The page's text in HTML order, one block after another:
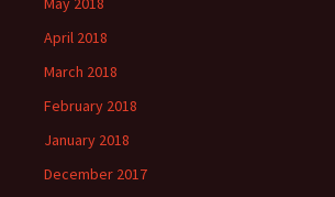
April 2018
March 2018
February 2018
January 2018
December 2017